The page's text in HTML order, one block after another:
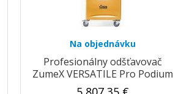
Na objednávku
Profesionálny odšťavovač
ZumeX VERSATILE Pro Podium